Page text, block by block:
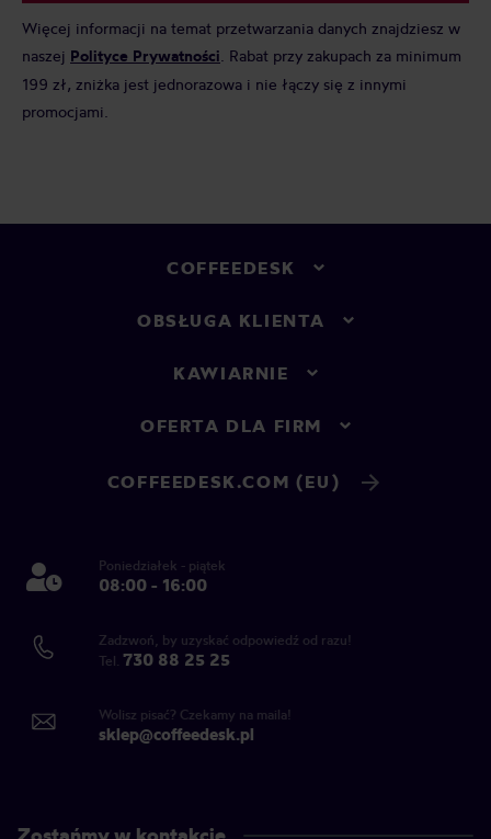
Więcej informacji na temat przetwarzania danych znajdziesz w
naszej Polityce Prywatności . Rabat przy zakupach za minimum
199 zł, zniżka jest jednorazowa i nie łączy się z innymi
promocjami.
COFFEEDESK
OBSŁUGA KLIENTA
KAWIARNIE
OFERTA DLA FIRM
COFFEEDESK.COM (EU)
Poniedziałek - piątek
08:00 - 16:00
Zadzwoń, by uzyskać odpowiedź od razu!
Tel. 730 88 25 25
Wolisz pisać? Czekamy na maila!
sklep@coffeedesk.pl